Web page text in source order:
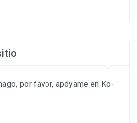
por favor, apóyame en Ko-